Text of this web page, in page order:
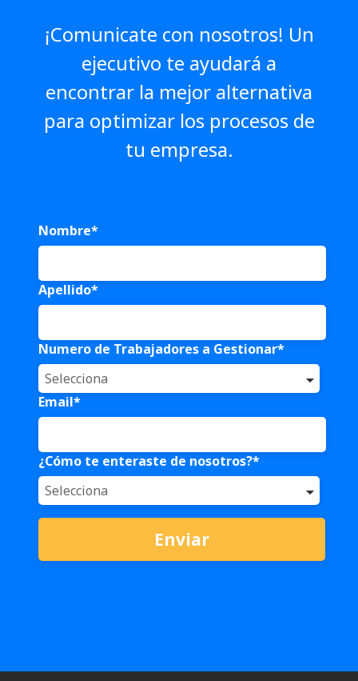
¡Comunicate con nosotros! Un
ejecutivo te ayudará a
encontrar la mejor alternativa
para optimizar los procesos de
tu empresa.
Nombre*
Apellido*
Numero de Trabajadores a Gestionar*
Email*
¿Cómo te enteraste de nosotros?*